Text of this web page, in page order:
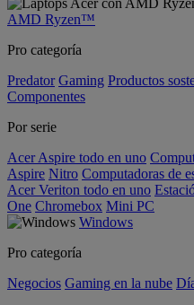
AMD Ryzen™
Pro categoría
Predator Gaming Productos
Componentes
Por serie
Acer Aspire todo en uno
Aspire Nitro Computadoras de
Acer Veriton todo en uno
One Chromebox Mini PC
Windows
Pro categoría
Negocios Gaming en la nube